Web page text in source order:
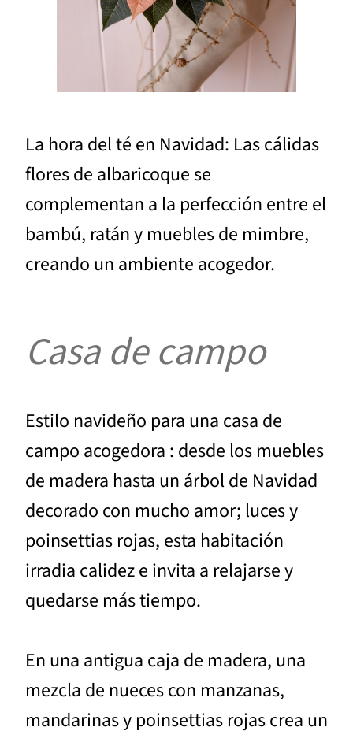
La hora del té en Navidad: Las cálidas
flores de albaricoque se
complementan a la perfección entre el
bambú, ratán y muebles de mimbre,
creando un ambiente acogedor.
Casa de campo
Estilo navideño para una casa de
campo acogedora : desde los muebles
de madera hasta un árbol de Navidad
decorado con mucho amor; luces y
poinsettias rojas, esta habitación
irradia calidez e invita a relajarse y
quedarse más tiempo.
En una antigua caja de madera, una
mezcla de nueces con manzanas,
mandarinas y poinsettias rojas crea un